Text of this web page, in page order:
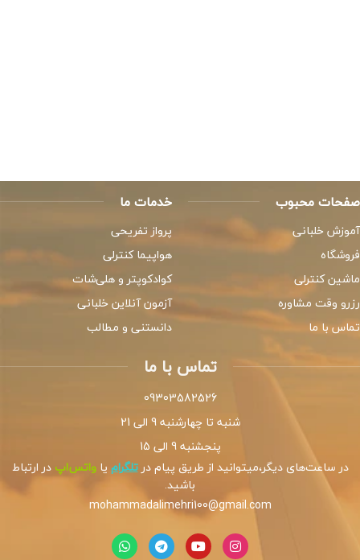
صفحات محبوب
آموزش خلبانی
فروشگاه
ماشین کنترلی
رزرو وقت مشاوره
تماس با ما
خدمات ما
پرواز تفریحی
هواپیما کنترلی
کوادکوپتر و هلی‌شات
آزمون آنلاین خلبانی
دانستنی و مطالب
تماس با ما
09303582526
شنبه تا چهارشنبه 9 الی 21
پنجشنبه 9 الی 15
در ساعت‌های دیگر،میتوانید از طریق پیام درتلگرام یاواتس‌اپدر ارتباط
باشید.
mohammadalimehri100@gmail.com